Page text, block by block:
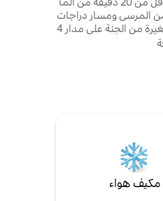
المرسى ومسار دراجات
التوت، هذه الزاوية الصغيرة من الجنة على مدار 4
الصيف: شاطئ خاص
مكيف هواء